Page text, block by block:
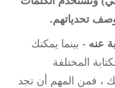
تحدياتهم.
-بينما يمكنك
المختلفة
فمن المهم أن تجد